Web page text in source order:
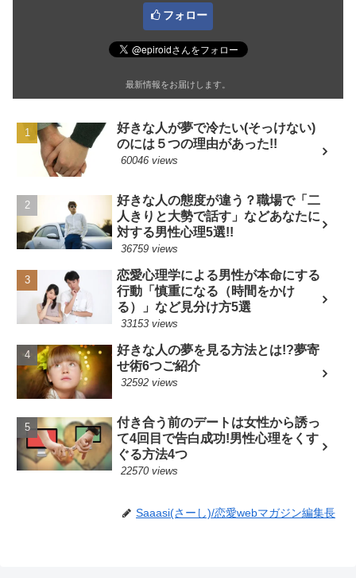
フォロー
最新情報をお届けします。
好きな人が夢で冷たい(そっけない)
のには５つの理由があった!!
60046 views
好きな人の態度が違う？職場で「二
人きりと大勢で話す」などあなたに
対する男性心理5選!!
36759 views
恋愛心理学による男性が本命にする
行動「慎重になる（時間をかけ
る）」など見分け方5選
33153 views
好きな人の夢を見る方法とは!?夢寄
せ術6つご紹介
32592 views
付き合う前のデートは女性から誘っ
て4回目で告白成功!男性心理をくす
ぐる方法4つ
22570 views
Saaasi(さーし)/恋愛webマガジン編集長